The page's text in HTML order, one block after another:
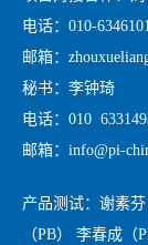
电话：010-
邮箱：
秘书：李钟琦
电话：010
邮箱：info@pi-
产品测试：谢素
（PB） 李春成（